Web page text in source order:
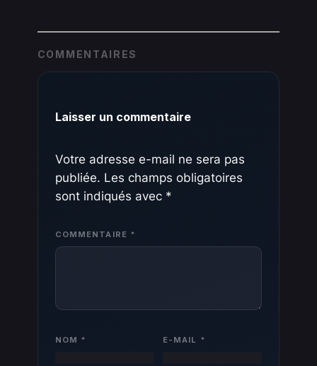
COMMENTAIRES
Laisser un commentaire
Votre adresse e-mail ne sera pas
publiée. Les champs obligatoires
sont indiqués avec *
COMMENTAIRE *
NOM * E-MAIL *